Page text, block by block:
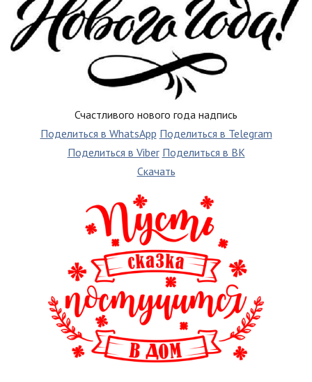
Счастливого нового года надпись
Поделиться в WhatsApp Поделиться в Telegram
Поделиться в Viber Поделиться в ВК
Скачать